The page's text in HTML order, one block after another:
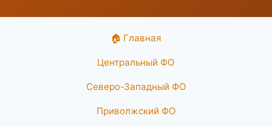
🏠 Главная
Центральный ФО
Северо-Западный ФО
Приволжский ФО